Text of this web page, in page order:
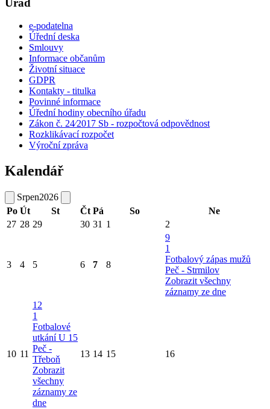
e-podatelna
Úřední deska
Smlouvy
Informace občanům
Životní situace
GDPR
Kontakty - titulka
Povinné informace
Úřední hodiny obecního úřadu
Zákon č. 24⁄2017 Sb - rozpočtová odpovědnost
Rozklikávací rozpočet
Výroční zpráva
Kalendář
Srpen2026
Po Út St Čt Pá So
Ne
27 28 29 30 31 1 2
3 4 5 6 7 8
9
1
Fotbalový zápas mužů
Peč - Strmilov
Zobrazit všechny
záznamy ze dne
10 11
12
1
Fotbalové
utkání U 15
Peč -
Třeboň
Zobrazit
všechny
záznamy ze
dne
13 14 15 16